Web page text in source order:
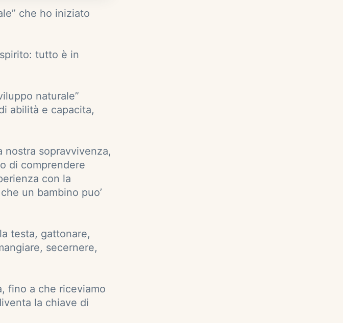
che ho iniziato
tutto è in
naturale”
abilità e capacita,
nostra sopravvivenza,
di comprendere
con la
un bambino puo’
testa, gattonare,
secernere,
fino a che riceviamo
la chiave di